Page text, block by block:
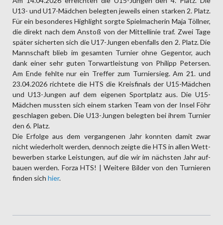
U13- und U17-Mädchen belegten jeweils einen starken 2. Platz.
Für ein besonderes High­light sorgte Spiel­macherin Maja Töllner,
die direkt nach dem Anstoß von der Mittel­linie traf. Zwei Tage
später sicherten sich die U17-Jungen ebenfalls den 2. Platz. Die
Mann­schaft blieb im gesamten Turnier ohne Gegen­tor, auch
dank einer sehr guten Torwart­leistung von Philipp Petersen.
Am Ende fehlte nur ein Treffer zum Turnier­sieg. Am 21. und
23.04.2026 richtete die HTS die Kreis­finals der U15-Mädchen
und U13-Jungen auf dem eigenen Sport­platz aus. Die U15-
Mädchen mussten sich einem starken Team von der Insel Föhr
geschlagen geben. Die U13-Jungen belegten bei ihrem Turnier
den 6. Platz.
Die Erfolge aus dem vergangenen Jahr konnten damit zwar
nicht wieder­holt werden, dennoch zeigte die HTS in allen Wett­
bewerben starke Leistungen, auf die wir im nächsten Jahr auf­
bauen werden. Forza HTS! | Weitere Bilder von den Turnieren
finden sich hier.